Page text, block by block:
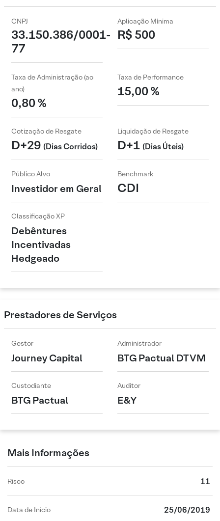
CNPJ
33.150.386/0001-
77
Aplicação Mínima
R$ 500
Taxa de Administração (ao
ano)
0,80 %
Taxa de Performance
15,00 %
Cotização de Resgate
D+29 (Dias Corridos)
Liquidação de Resgate
D+1 (Dias Úteis)
Público Alvo
Investidor em Geral
Benchmark
CDI
Classificação XP
Debêntures
Incentivadas
Hedgeado
Prestadores de Serviços
Gestor
Journey Capital
Administrador
BTG Pactual DTVM
Custodiante
BTG Pactual
Auditor
E&Y
Mais Informações
Risco 11
Data de Início 25/06/2019